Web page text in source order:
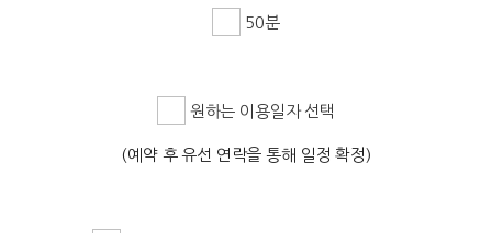
50분
원하는 이용일자 선택
(예약 후 유선 연락을 통해 일정 확정)